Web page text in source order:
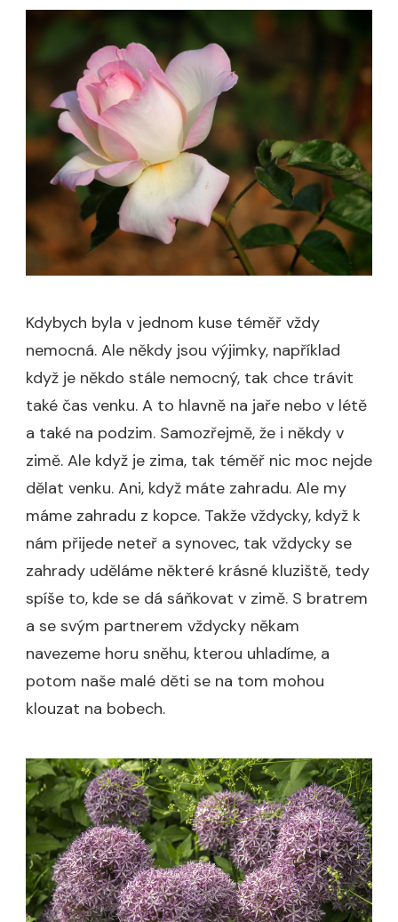
Kdybych byla v jednom kuse téměř vždy
nemocná. Ale někdy jsou výjimky, například
když je někdo stále nemocný, tak chce trávit
také čas venku. A to hlavně na jaře nebo v létě
a také na podzim. Samozřejmě, že i někdy v
zimě. Ale když je zima, tak téměř nic moc nejde
dělat venku. Ani, když máte zahradu. Ale my
máme zahradu z kopce. Takže vždycky, když k
nám přijede neteř a synovec, tak vždycky se
zahrady uděláme některé krásné kluziště, tedy
spíše to, kde se dá sáňkovat v zimě. S bratrem
a se svým partnerem vždycky někam
navezeme horu sněhu, kterou uhladíme, a
potom naše malé děti se na tom mohou
klouzat na bobech.